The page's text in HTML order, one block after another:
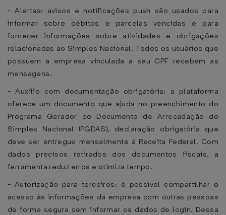
- Alertas: avisos e notificações push são usados para
informar sobre débitos e parcelas vencidas e para
fornecer informações sobre atividades e obrigações
relacionadas ao Simples Nacional. Todos os usuários que
possuem a empresa vinculada a seu CPF recebem as
mensagens.
- Auxílio com documentação obrigatória: a plataforma
oferece um documento que ajuda no preenchimento do
Programa Gerador do Documento de Arrecadação do
Simples Nacional (PGDAS), declaração obrigatória que
deve ser entregue mensalmente à Receita Federal. Com
dados precisos retirados dos documentos fiscais, a
ferramenta reduz erros e otimiza tempo.
- Autorização para terceiros: é possível compartilhar o
acesso às informações da empresa com outras pessoas
de forma segura sem informar os dados de login. Dessa